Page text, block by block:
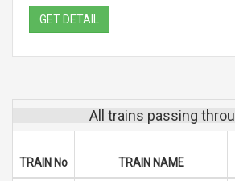
GET DETAIL
All trains passing
TRAIN No TRAIN NAME